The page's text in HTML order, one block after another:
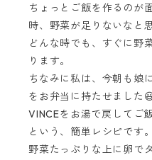
ちょっとご飯を作るのが
時、野菜が足りないなと
どんな時でも、すぐに野
ります。
ちなみに私は、今朝も娘
をお弁当に持たせました
VINCEをお湯で戻してご
という、簡単レシピです。
野菜たっぷりな上に卵で